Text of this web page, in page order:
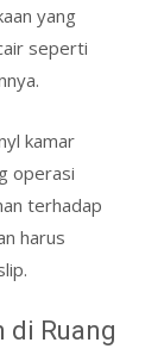
yang
seperti
kamar
operasi
terhadap
harus
di Ruang